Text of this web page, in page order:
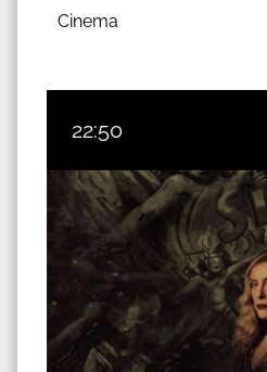
Cinema
22:50